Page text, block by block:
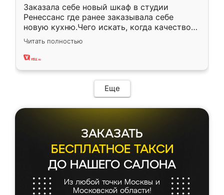
Заказала себе новый шкаф в студии
Ренессанс где ранее заказывала себе
новую кухню.Чего искать, когда качеством
вполне довольна. Служит кухня уже почти
два года, нареканий нет.
Читать полностью
Еще
ЗАКАЗАТЬ
БЕСПЛАТНОЕ ТАКСИ
ДО НАШЕГО САЛОНА
Из любой точки Москвы и
Московской области!